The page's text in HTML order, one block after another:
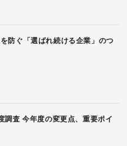
防ぐ「選ばれ続ける企業」のつ
調査 今年度の変更点、重要ポイ